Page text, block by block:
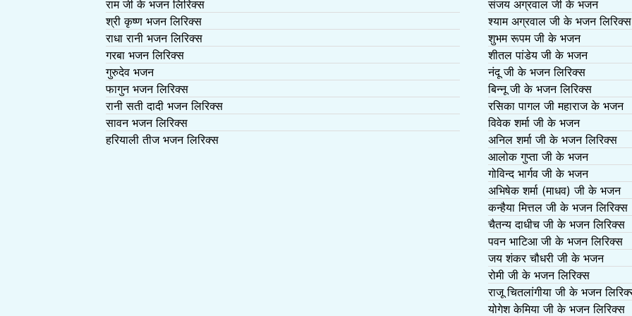
राम जी के भजन लिरिक्स
श्री कृष्ण भजन लिरिक्स
राधा रानी भजन लिरिक्स
गरबा भजन लिरिक्स
गुरुदेव भजन
फागुन भजन लिरिक्स
रानी सती दादी भजन लिरिक्स
सावन भजन लिरिक्स
हरियाली तीज भजन लिरिक्स
संजय अग्रवाल जी के भजन
श्याम अग्रवाल जी के भजन लिरिक्स
शुभम रूपम जी के भजन
शीतल पांडेय जी के भजन
नंदू जी के भजन लिरिक्स
बिन्नू जी के भजन लिरिक्स
रसिका पागल जी महाराज के भजन
विवेक शर्मा जी के भजन
अनिल शर्मा जी के भजन लिरिक्स
आलोक गुप्ता जी के भजन
गोविन्द भार्गव जी के भजन
अभिषेक शर्मा (माधव) जी के भजन
कन्हैया मित्तल जी के भजन लिरिक्स
चैतन्य दाधीच जी के भजन लिरिक्स
पवन भाटिआ जी के भजन लिरिक्स
जय शंकर चौधरी जी के भजन
रोमी जी के भजन लिरिक्स
राजू चितलांगीया जी के भजन
योगेश केमिया जी के भजन लिरिक्स